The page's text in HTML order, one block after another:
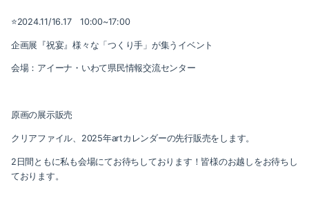
⭐️2024.11/16.17 10:00~17:00
企画展『祝宴』様々な「つくり手」が集うイベント
会場：アイーナ・いわて県民情報交流センター
原画の展示販売
クリアファイル、2025年artカレンダーの先行販売をします。
2日間ともに私も会場にてお待ちしております！皆様のお越しをお待ちし
ております。